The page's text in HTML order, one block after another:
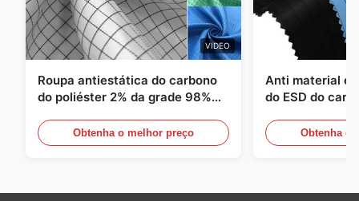
VIDEO
Roupa antiestática do carbono
do poliéster 2% da grade 98%
Obtenha o melhor preço
Anti material
do ESD do
Obtenha o